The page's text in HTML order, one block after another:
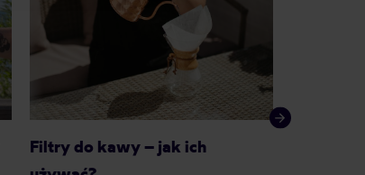
Filtry do kawy – jak ich